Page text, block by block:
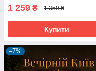
1 259 ₴ 1 359 ₴
Купити
–7%